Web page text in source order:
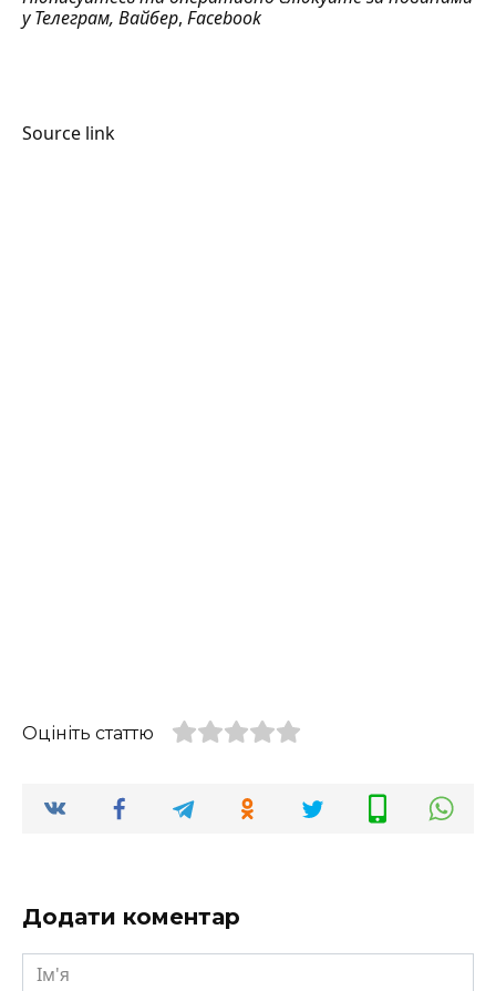
уТелеграм, Вайбер, Facebook
Source link
Оцініть статтю
Додати коментар
Ім'я